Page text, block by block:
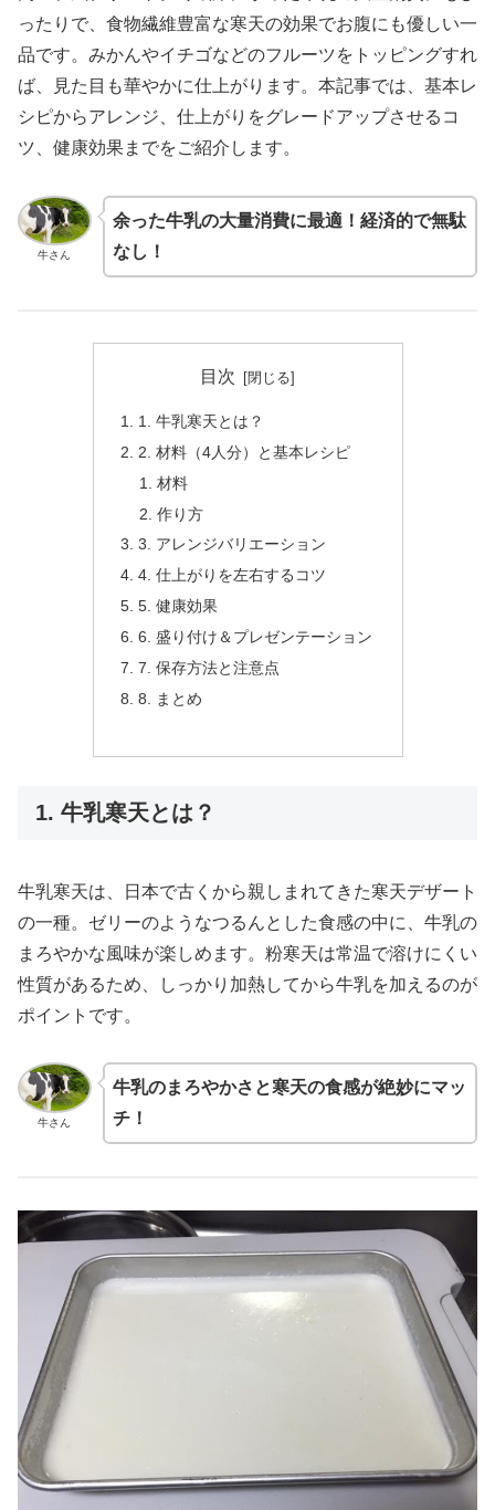
ったりで、食物繊維豊富な寒天の効果でお腹にも優しい一
品です。みかんやイチゴなどのフルーツをトッピングすれ
ば、見た目も華やかに仕上がります。本記事では、基本レ
シピからアレンジ、仕上がりをグレードアップさせるコ
ツ、健康効果までをご紹介します。
牛さん
余った牛乳の大量消費に最適！経済的で無駄
なし！
目次
1. 牛乳寒天とは？
2. 材料（4人分）と基本レシピ
材料
作り方
3. アレンジバリエーション
4. 仕上がりを左右するコツ
5. 健康効果
6. 盛り付け＆プレゼンテーション
7. 保存方法と注意点
8. まとめ
1. 牛乳寒天とは？
牛乳寒天は、日本で古くから親しまれてきた寒天デザート
の一種。ゼリーのようなつるんとした食感の中に、牛乳の
まろやかな風味が楽しめます。粉寒天は常温で溶けにくい
性質があるため、しっかり加熱してから牛乳を加えるのが
ポイントです。
牛さん
牛乳のまろやかさと寒天の食感が絶妙にマッ
チ！